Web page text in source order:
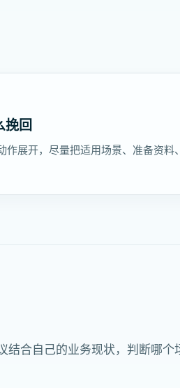
挽回
作展开，尽量把适用场景、准备资料
合自己的业务现状，判断哪个